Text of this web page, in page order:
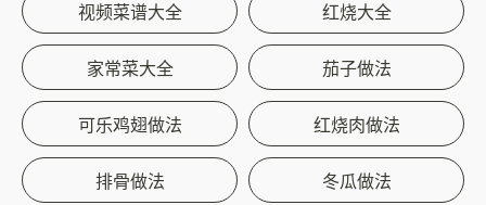
视频菜谱大全 红烧大全
家常菜大全 茄子做法
可乐鸡翅做法 红烧肉做法
排骨做法 冬瓜做法